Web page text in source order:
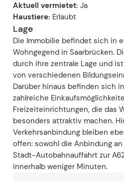
Aktuell vermietet: Ja
Haustiere: Erlaubt
Lage
Die Immobilie befindet sich in
Wohngegend in Saarbrücken.
durch ihre zentrale Lage und
von verschiedenen
Darüber hinaus befinden sich
zahlreiche
Freizeiteinrichtungen, die das
besonders attraktiv machen.
Verkehrsanbindung bleiben
offen: sowohl die Anbindung
Stadt-Autobahnauffahrt zur
innerhalb weniger Minuten.